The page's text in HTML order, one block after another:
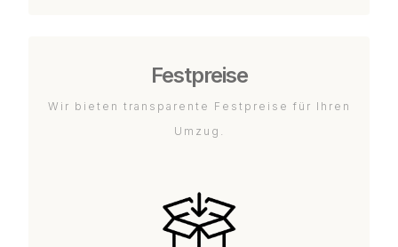
Festpreise
Wir bieten transparente Festpreise für Ihren
Umzug.